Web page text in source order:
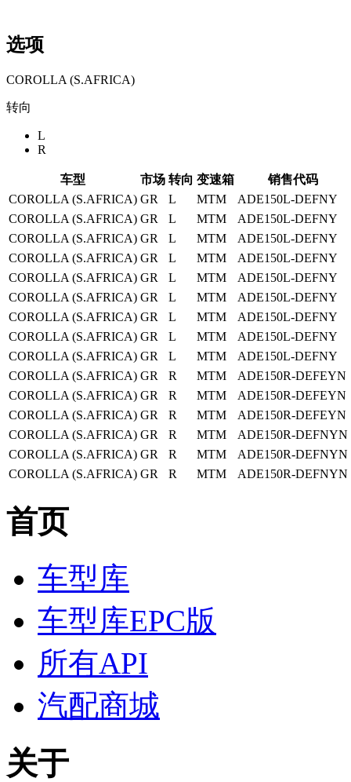
选项
COROLLA (S.AFRICA)
转向
L
R
车型 市场 转向 变速箱
销售代码
COROLLA (S.AFRICA) GR L MTM
ADE150L-DEFNY
COROLLA (S.AFRICA) GR L MTM
ADE150L-DEFNY
COROLLA (S.AFRICA) GR L MTM
ADE150L-DEFNY
COROLLA (S.AFRICA) GR L MTM
ADE150L-DEFNY
COROLLA (S.AFRICA) GR L MTM
ADE150L-DEFNY
COROLLA (S.AFRICA) GR L MTM
ADE150L-DEFNY
COROLLA (S.AFRICA) GR L MTM
ADE150L-DEFNY
COROLLA (S.AFRICA) GR L MTM
ADE150L-DEFNY
COROLLA (S.AFRICA) GR L MTM
ADE150L-DEFNY
COROLLA (S.AFRICA) GR R MTM
ADE150R-DEFEYN
COROLLA (S.AFRICA) GR R MTM
ADE150R-DEFEYN
COROLLA (S.AFRICA) GR R MTM
ADE150R-DEFEYN
COROLLA (S.AFRICA) GR R MTM
ADE150R-DEFNYN
COROLLA (S.AFRICA) GR R MTM
ADE150R-DEFNYN
COROLLA (S.AFRICA) GR R MTM ADE150R-DEFNYN
首页
车型库
车型库EPC版
所有API
汽配商城
关于